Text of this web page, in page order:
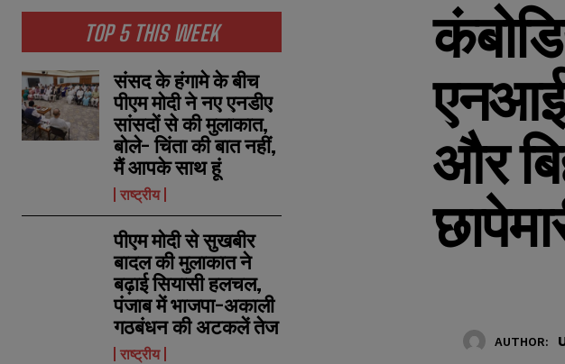
TOP 5 THIS WEEK
संसद के हंगामे के बीच
पीएम मोदी ने नए एनडीए
सांसदों से की मुलाकात,
बोले- चिंता की बात नहीं,
मैं आपके साथ हूं
राष्ट्रीय
पीएम मोदी से सुखबीर
बादल की मुलाकात ने
बढ़ाई सियासी हलचल,
पंजाब में भाजपा-अकाली
गठबंधन की अटकलें तेज
राष्ट्रीय
और
AUTHOR: